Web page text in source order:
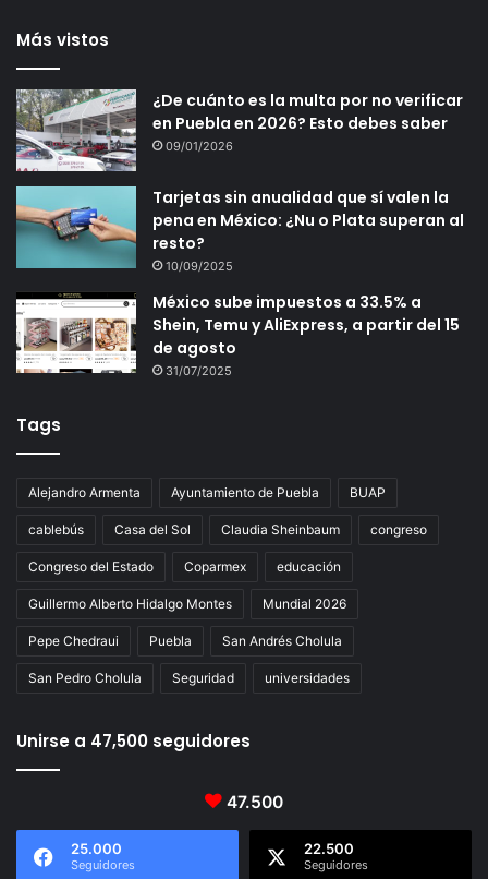
Más vistos
¿De cuánto es la multa por no verificar
en Puebla en 2026? Esto debes saber
09/01/2026
Tarjetas sin anualidad que sí valen la
pena en México: ¿Nu o Plata superan al
resto?
10/09/2025
México sube impuestos a 33.5% a
Shein, Temu y AliExpress, a partir del 15
de agosto
31/07/2025
Tags
Alejandro Armenta Ayuntamiento de Puebla BUAP
cablebús Casa del Sol Claudia Sheinbaum congreso
Congreso del Estado Coparmex educación
Guillermo Alberto Hidalgo Montes Mundial 2026
Pepe Chedraui Puebla San Andrés Cholula
San Pedro Cholula Seguridad universidades
Unirse a 47,500 seguidores
47.500
25.000
Seguidores
22.500
Seguidores